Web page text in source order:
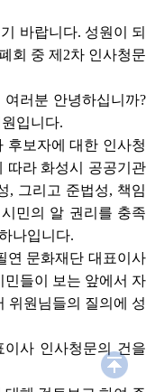
바랍니다. 성원이 되
회 중 제2차 인사청문
러분 안녕하십니까?
입니다.
후보자에 대한 인사청
따라 화성시 공공기관
, 그리고 준법성, 책임
민의 알 권리를 충족
나입니다.
연 문화재단 대표이사
들이 보는 앞에서 자
위원님들의 질의에 성
사 인사청문의 건을